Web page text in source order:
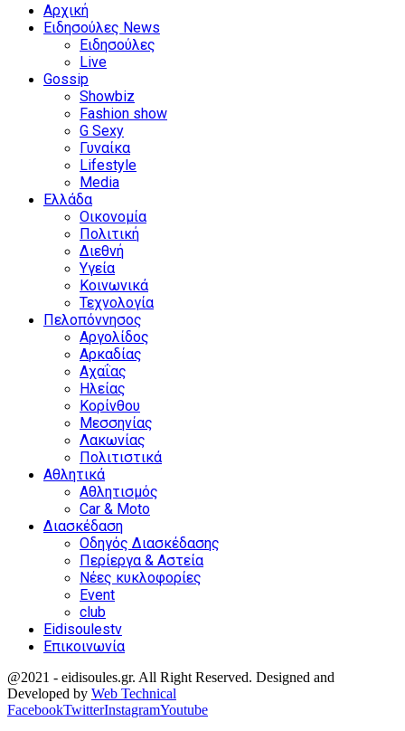
Αρχική
Ειδησούλες News
Ειδησούλες
Live
Gossip
Showbiz
Fashion show
G Sexy
Γυναίκα
Lifestyle
Media
Ελλάδα
Οικονομία
Πολιτική
Διεθνή
Υγεία
Κοινωνικά
Τεχνολογία
Πελοπόννησος
Αργολίδος
Αρκαδίας
Αχαΐας
Ηλείας
Κορίνθου
Μεσσηνίας
Λακωνίας
Πολιτιστικά
Αθλητικά
Αθλητισμός
Car & Moto
Διασκέδαση
Οδηγός Διασκέδασης
Περίεργα & Αστεία
Νέες κυκλοφορίες
Event
club
Eidisoulestv
Επικοινωνία
@2021 - eidisoules.gr. All Right Reserved. Designed and
Developed by Web Technical
FacebookTwitterInstagramYoutube